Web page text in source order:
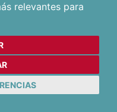
relevantes para